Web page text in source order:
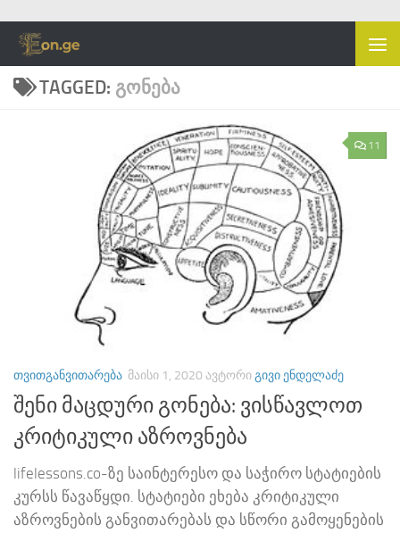
Skip to content
TAGGED: ᲒᲝᲜᲔᲑᲐ
11
ᲗᲕᲘᲗᲒᲐᲜᲕᲘᲗᲐᲠᲔᲑᲐ ᲛᲐᲘᲡᲘ 1, 2020 ᲐᲕᲢᲝᲠᲘᲒᲘᲕᲘ ᲔᲜᲓᲔᲚᲐᲫᲔ
შენი მაცდური გონება: ვისწავლოთ
კრიტიკული აზროვნება
lifelessons.co-ზე საინტერესო და საჭირო სტატიების
კურსს წავაწყდი. სტატიები ეხება კრიტიკული
აზროვნების განვითარებას და სწორი გამოყენების